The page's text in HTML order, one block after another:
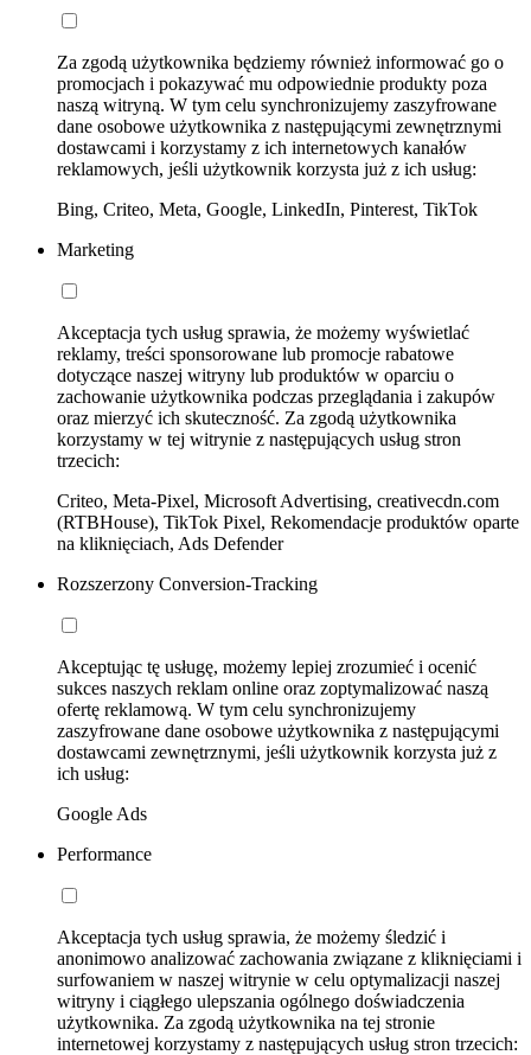
Za zgodą użytkownika będziemy również informować go o
promocjach i pokazywać mu odpowiednie produkty poza
naszą witryną. W tym celu synchronizujemy zaszyfrowane
dane osobowe użytkownika z następującymi zewnętrznymi
dostawcami i korzystamy z ich internetowych kanałów
reklamowych, jeśli użytkownik korzysta już z ich usług:
Bing, Criteo, Meta, Google, LinkedIn, Pinterest, TikTok
Marketing
Akceptacja tych usług sprawia, że możemy wyświetlać
reklamy, treści sponsorowane lub promocje rabatowe
dotyczące naszej witryny lub produktów w oparciu o
zachowanie użytkownika podczas przeglądania i zakupów
oraz mierzyć ich skuteczność. Za zgodą użytkownika
korzystamy w tej witrynie z następujących usług stron
trzecich:
Criteo, Meta-Pixel, Microsoft Advertising, creativecdn.com
(RTBHouse), TikTok Pixel, Rekomendacje produktów oparte
na kliknięciach, Ads Defender
Rozszerzony Conversion-Tracking
Akceptując tę usługę, możemy lepiej zrozumieć i ocenić
sukces naszych reklam online oraz zoptymalizować naszą
ofertę reklamową. W tym celu synchronizujemy
zaszyfrowane dane osobowe użytkownika z następującymi
dostawcami zewnętrznymi, jeśli użytkownik korzysta już z
ich usług:
Google Ads
Performance
Akceptacja tych usług sprawia, że możemy śledzić i
anonimowo analizować zachowania związane z kliknięciami i
surfowaniem w naszej witrynie w celu optymalizacji naszej
witryny i ciągłego ulepszania ogólnego doświadczenia
użytkownika. Za zgodą użytkownika na tej stronie
internetowej korzystamy z następujących usług stron trzecich: